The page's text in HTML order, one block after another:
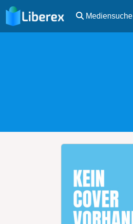
Mediensuche